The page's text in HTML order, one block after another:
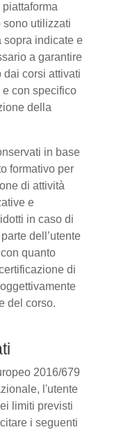
piattaforma
sono utilizzati
sopra indicate e
a garantire
dai corsi attivati
con specifico
della
in base
formativo per
di attività
e
in caso di
dell’utente
quanto
di
del corso.
2016/679
l'utente
limiti previsti
i seguenti